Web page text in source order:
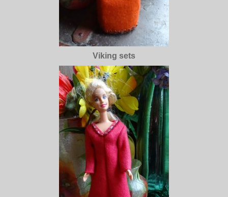
Viking sets